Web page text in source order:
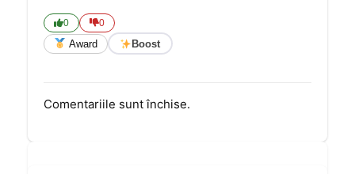
0 0
Award Boost
Comentariile sunt închise.